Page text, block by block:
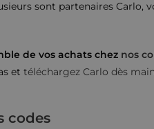
sont partenaires Carlo,
de vos achats chez nos
et téléchargez Carlo dès
codes